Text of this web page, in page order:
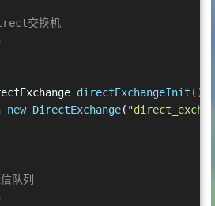
交换机
directExchangeInit ()
new DirectExchange(
队列